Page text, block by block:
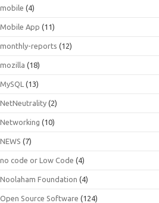
mobile (4)
Mobile App (11)
monthly-reports (12)
mozilla (18)
MySQL (13)
NetNeutrality (2)
Networking (10)
NEWS (7)
no code or Low Code (4)
Noolaham Foundation (4)
Open Source Software (124)